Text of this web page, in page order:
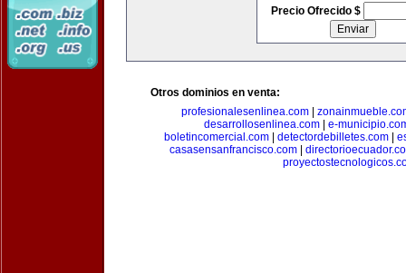
Precio Ofrecido $
Otros dominios en venta:
profesionalesenlinea.com|
desarrollosenlinea.com
e-
boletincomercial.com
detectordebilletes.com
casasensanfrancisco.com|